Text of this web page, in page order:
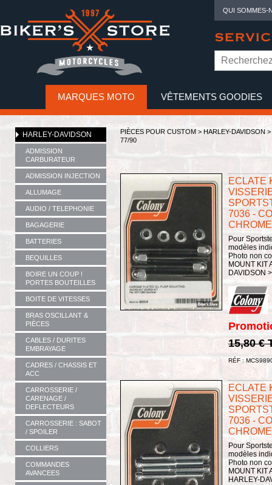
QUI SOMMES-
MARQUES MOTO VÊTEMENTS GOODIES
HARLEY-DAVIDSON
ADMISSION
CARBURATEUR
ADMISSION INJECTION
ALLUMAGE
AUDIO / TELEPHONIE
BAGAGERIE
BATTERIES
BEQUILLES
BOIRE UN COUP !
PORTES BOUTEILLES
BOITE DE VITESSES
BRAS OSCILLANT &
PIÈCES
CABLES / DURITES
EMBRAYAGE
CADRES / CHASSIS ET
ACC
CARROSSERIE /
CARENAGE /
DEFLECTEURS
CARROSSERIE : SABOT
/ SPOILER
COLLIERS
COMMANDES
AVANCEES
PIÈCES POUR CUSTOM > HARLEY-DAVIDSON >
77/90
ECLATE
7036 -
CHROME
Pour
modèles
Photo non
MOUNT KIT
DAVIDSON
15,80 €
RÉF :
ECLATE
7036 -
CHROME
Pour
modèles
Photo non
MOUNT KIT
HARLEY-